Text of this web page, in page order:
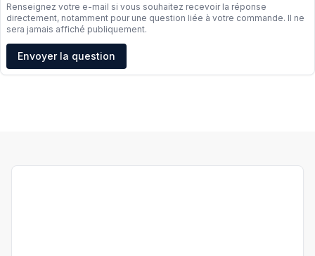
Renseignez votre e-mail si vous souhaitez recevoir la réponse
directement, notamment pour une question liée à votre commande. Il ne
sera jamais affiché publiquement.
Adresse e-mail
Envoyer la question